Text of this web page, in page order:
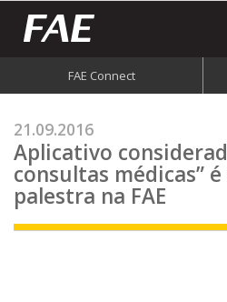
FAE Connect
21.09.2016
Aplicativo
consultas médicas”
palestra na FAE